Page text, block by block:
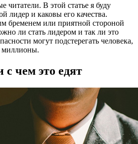
читатели. В этой статье я буду
лидер и каковы его качества.
бременем или приятной стороной
ли стать лидером и так ли это
могут подстерегать человека,
миллионы.
с чем это едят